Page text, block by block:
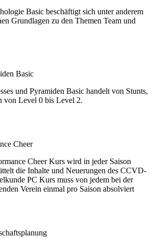
Basic beschäftigt sich unter anderem
Grundlagen zu den Themen Team und
Basic
und Pyramiden Basic handelt von Stunts,
von Level 0 bis Level 2.
Cheer
Cheer Kurs wird in jeder Saison
die Inhalte und Neuerungen des CCVD-
PC Kurs muss von jedem bei der
Verein einmal pro Saison absolviert